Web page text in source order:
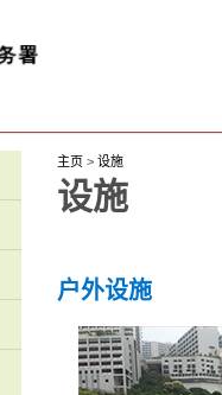
主页> 设施
设施
户外设施